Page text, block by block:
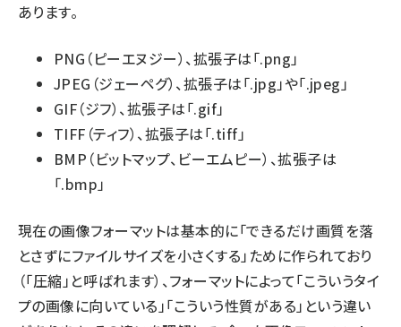
あります。
PNG（ピーエヌジー）、拡張子は「.png」
JPEG（ジェーペグ）、拡張子は「.jpg」や「.jpeg」
GIF（ジフ）、拡張子は「.gif」
TIFF（ティフ）、拡張子は「.tiff」
BMP（ビットマップ、ビーエムピー）、拡張子は
「.bmp」
現在の画像フォーマットは基本的に「できるだけ画質を落
とさずにファイルサイズを小さくする」ために作られており
（「圧縮」と呼ばれます）、フォーマットによって「こういうタイ
プの画像に向いている」「こういう性質がある」という違い